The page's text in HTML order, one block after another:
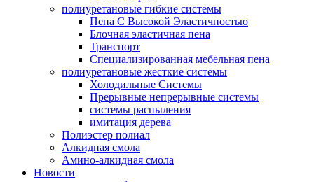
полиуретановые гибкие системы
Пена С Высокой Эластичностью
Блочная эластичная пена
Транспорт
Специализированная мебельная пена
полиуретановые жесткие системы
Холодильные Системы
Прерывные непрерывные системы
системы распыления
имитация дерева
Полиэстер полиал
Алкидная смола
Амино-алкидная смола
Новости